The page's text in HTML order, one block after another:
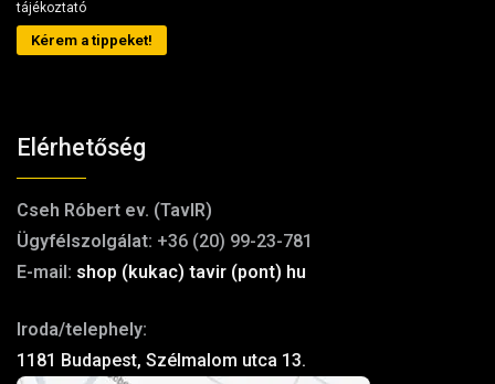
tájékoztató
Kérem a tippeket!
Elérhetőség
Cseh Róbert ev. (TavIR)
Ügyfélszolgálat: +36 (20) 99-23-781
E-mail: shop (kukac) tavir (pont) hu
Iroda/telephely:
1181 Budapest, Szélmalom utca 13.